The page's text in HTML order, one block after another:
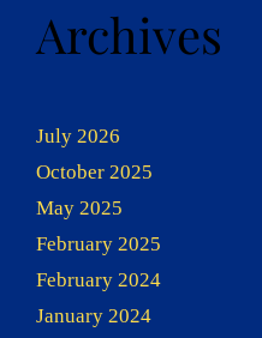
Archives
July 2026
October 2025
May 2025
February 2025
February 2024
January 2024